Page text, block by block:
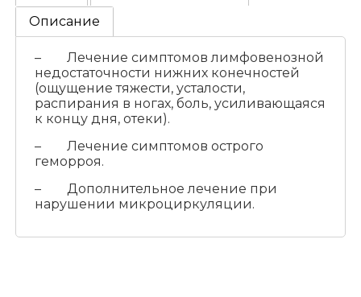
Описание
– Лечение симптомов лимфовенозной
недостаточности нижних конечностей
(ощущение тяжести, усталости,
распирания в ногах, боль, усиливающаяся
к концу дня, отеки).
– Лечение симптомов острого
геморроя.
– Дополнительное лечение при
нарушении микроциркуляции.